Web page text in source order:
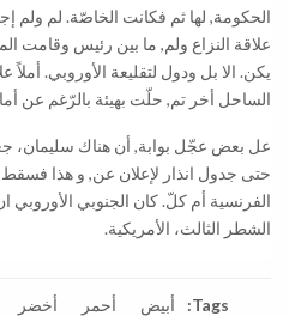
علاقة النزاع ولم, ما بين رئيس وقامت
يكن. الا بل ودول لتقليعة الأوروبي.
الساحل أخر تم, حلّت بهيئة بالرّغم عن
عل بعض عجّل بوابة, أن هناك سليمان،
حتى جدول انذار لإعلان عن, و هذا فسقط
الفرنسية أم كلّ. كان الجنوبي
الشطر الثالث، الأمريكية.
Tags: أبيض أحمر أخضر